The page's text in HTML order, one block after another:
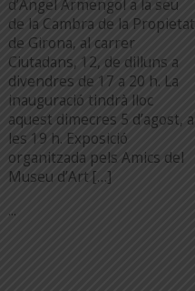
d’Àngel Armengol a la seu
de la Cambra de la Propietat
de Girona, al carrer
Ciutadans, 12, de dilluns a
divendres de 17 a 20 h. La
inauguració tindrà lloc
aquest dimecres 5 d’agost, a
les 19 h. Exposició
organitzada pels Amics del
Museu d’Art […]
...